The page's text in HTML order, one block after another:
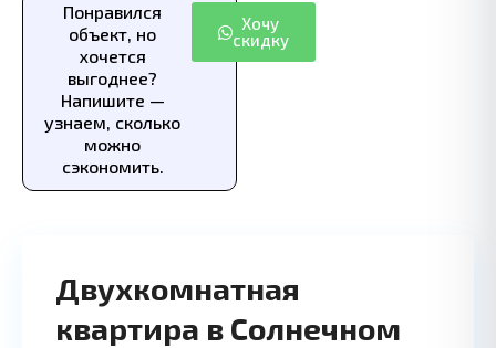
Понравился
объект, но
хочется
выгоднее?
Напишите —
узнаем, сколько
можно
сэкономить.
Хочу
скидку
Двухкомнатная
квартира в Солнечном